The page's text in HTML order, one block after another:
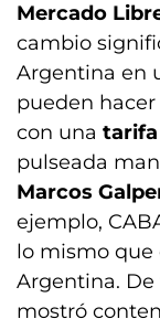
Mercado
cambio
Argentina en
pueden hacer
con una tarifa
pulseada
Marcos
ejemplo,
lo mismo que
Argentina. De
mostró